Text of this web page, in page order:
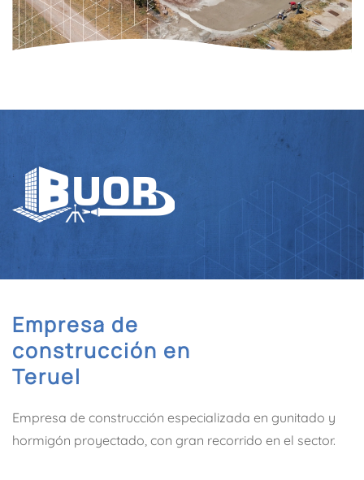
Empresa de
construcción en
Teruel
Empresa de construcción especializada en gunitado y
hormigón proyectado, con gran recorrido en el sector.